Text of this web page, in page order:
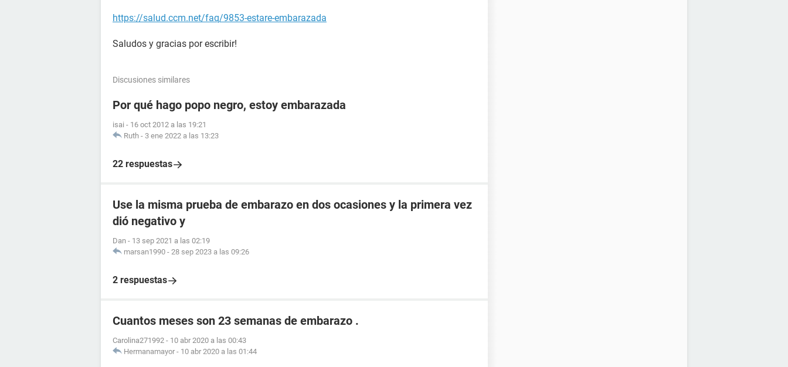
https://salud.ccm.net/faq/9853-estare-embarazada
Saludos y gracias por escribir!
Discusiones similares
Por qué hago popo negro, estoy embarazada
isai - 16 oct 2012 a las 19:21
Ruth - 3 ene 2022 a las 13:23
22 respuestas
Use la misma prueba de embarazo en dos ocasiones y la primera vez
dió negativo y
Dan - 13 sep 2021 a las 02:19
marsan1990 - 28 sep 2023 a las 09:26
2 respuestas
Cuantos meses son 23 semanas de embarazo .
Carolina271992 - 10 abr 2020 a las 00:43
Hermanamayor - 10 abr 2020 a las 01:44